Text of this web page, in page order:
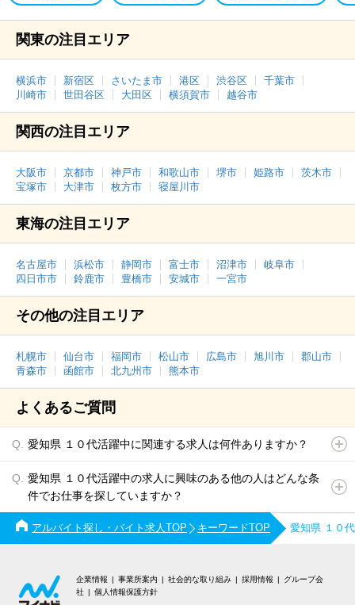
関東の注目エリア
横浜市 新宿区 さいたま市 港区 渋谷区
千葉市
川崎市
世田谷区 大田区 横須賀市 越谷市
関西の注目エリア
大阪市 京都市 神戸市 和歌山市 堺市 姫路市
茨木市
宝塚市
大津市 枚方市 寝屋川市
東海の注目エリア
名古屋市 浜松市 静岡市 富士市 沼津市
岐阜市
四日市市
鈴鹿市 豊橋市 安城市 一宮市
その他の注目エリア
札幌市 仙台市 福岡市 松山市 広島市 旭川市
郡山市
青森市
函館市 北九州市 熊本市
よくあるご質問
愛知県 １０代活躍中に関連する求人は何件ありますか？
愛知県 １０代活躍中の求人に興味のある他の人はどんな条
件でお仕事を探していますか？
アルバイト探し・バイト求人TOP キーワードTOP 愛知県 １０
企業情報 事業所案内 社会的な取り組み 採用情報
グループ会
社
個人情報保護方針